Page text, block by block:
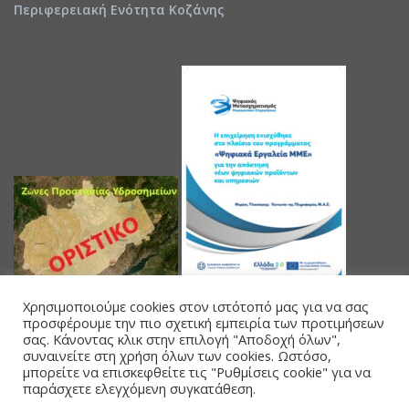
Περιφερειακή Ενότητα Κοζάνης
Χρησιμοποιούμε cookies στον ιστότοπό μας για να σας
προσφέρουμε την πιο σχετική εμπειρία των προτιμήσεων
σας. Κάνοντας κλικ στην επιλογή "Αποδοχή όλων",
συναινείτε στη χρήση όλων των cookies. Ωστόσο,
μπορείτε να επισκεφθείτε τις "Ρυθμίσεις cookie" για να
παράσχετε ελεγχόμενη συγκατάθεση.